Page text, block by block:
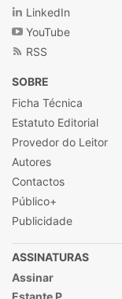
LinkedIn
YouTube
RSS
SOBRE
Ficha Técnica
Estatuto Editorial
Provedor do Leitor
Autores
Contactos
Público+
Publicidade
ASSINATURAS
Assinar